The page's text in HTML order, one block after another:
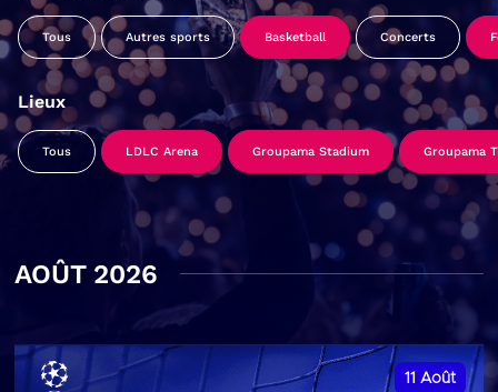
Tous Autres sports Basketball Concerts
Lieux
Tous LDLC Arena Groupama Stadium Groupama
AOÛT 2026
11 Août